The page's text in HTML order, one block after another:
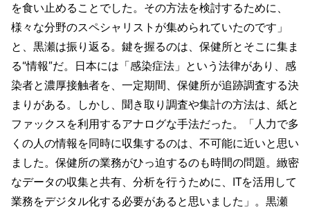
を食い止めることでした。その方法を検討するために、
様々な分野のスペシャリストが集められていたのです」
と、黒瀬は振り返る。鍵を握るのは、保健所とそこに集ま
る“情報”だ。日本には「感染症法」という法律があり、感
染者と濃厚接触者を、一定期間、保健所が追跡調査する決
まりがある。しかし、聞き取り調査や集計の方法は、紙と
ファックスを利用するアナログな手法だった。「人力で多
くの人の情報を同時に収集するのは、不可能に近いと思い
ました。保健所の業務がひっ迫するのも時間の問題。緻密
なデータの収集と共有、分析を行うために、ITを活用して
業務をデジタル化する必要があると思いました」。黒瀬